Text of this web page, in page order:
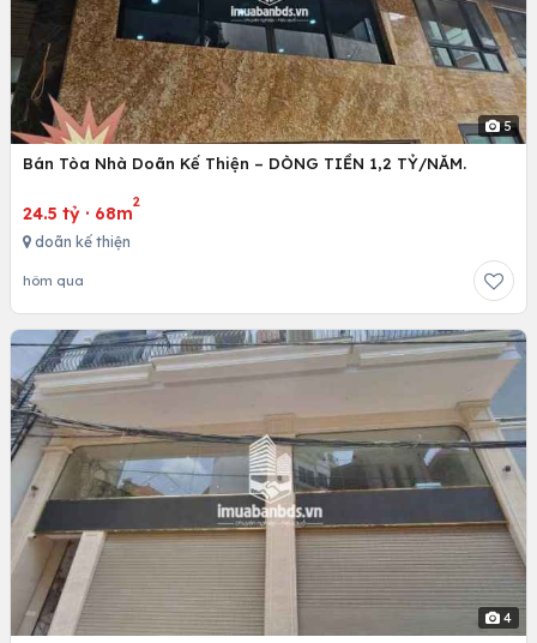
5
Bán Tòa Nhà Doãn Kế Thiện – DÒNG TIỀN 1,2 TỶ/NĂM.
24.5 tỷ · 68m
2
doãn kế thiện
hôm qua
4